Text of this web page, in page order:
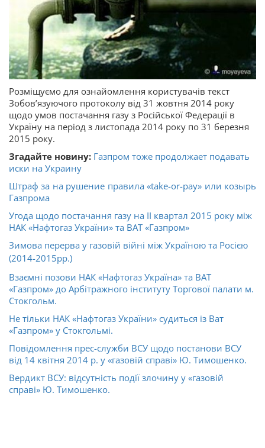
Розміщуємо для ознайомлення користувачів текст
Зобов’язуючого протоколу від 31 жовтня 2014 року
щодо умов постачання газу з Російської Федерації в
Україну на період з листопада 2014 року по 31 березня
2015 року.
Згадайте новину: Газпром тоже продолжает подавать
иски на Украину
Штраф за на рушение правила «take-or-pay» или козырь
Газпрома
Угода щодо постачання газу на ІІ квартал 2015 року між
НАК «Нафтогаз України» та ВАТ «Газпром»
Зимова перерва у газовій війні між Україною та Росією
(2014-2015рр.)
Взаємні позови НАК «Нафтогаз Україна» та ВАТ
«Газпром» до Арбітражного інституту Торгової палати м.
Стокгольм.
Не тільки НАК «Нафтогаз України» судиться із Ват
«Газпром» у Стокгольмі.
Повідомлення прес-служби ВСУ щодо постанови ВСУ
від 14 квітня 2014 р. у «газовій справі» Ю. Тимошенко.
Вердикт ВСУ: відсутність події злочину у «газовій
справі» Ю. Тимошенко.